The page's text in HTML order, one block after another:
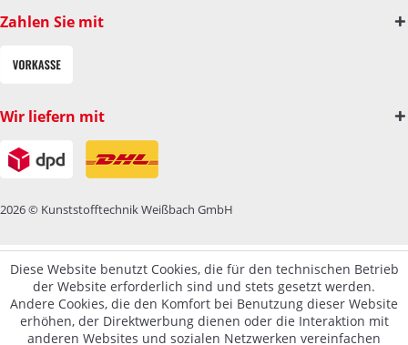
Zahlen Sie mit
Wir liefern mit
2026 © Kunststofftechnik Weißbach GmbH
Diese Website benutzt Cookies, die für den technischen Betrieb
der Website erforderlich sind und stets gesetzt werden.
Andere Cookies, die den Komfort bei Benutzung dieser Website
erhöhen, der Direktwerbung dienen oder die Interaktion mit
anderen Websites und sozialen Netzwerken vereinfachen